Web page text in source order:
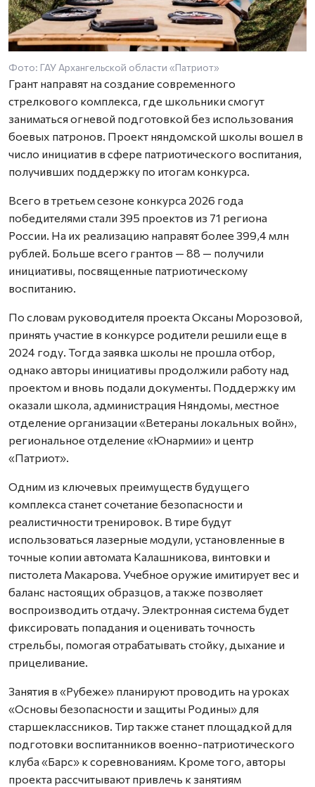
Фото: ГАУ Архангельской области «Патриот»
Грант направят на создание современного
стрелкового комплекса, где школьники смогут
заниматься огневой подготовкой без использования
боевых патронов. Проект няндомской школы вошел в
число инициатив в сфере патриотического воспитания,
получивших поддержку по итогам конкурса.
Всего в третьем сезоне конкурса 2026 года
победителями стали 395 проектов из 71 региона
России. На их реализацию направят более 399,4 млн
рублей. Больше всего грантов — 88 — получили
инициативы, посвященные патриотическому
воспитанию.
По словам руководителя проекта Оксаны Морозовой,
принять участие в конкурсе родители решили еще в
2024 году. Тогда заявка школы не прошла отбор,
однако авторы инициативы продолжили работу над
проектом и вновь подали документы. Поддержку им
оказали школа, администрация Няндомы, местное
отделение организации «Ветераны локальных войн»,
региональное отделение «Юнармии» и центр
«Патриот».
Одним из ключевых преимуществ будущего
комплекса станет сочетание безопасности и
реалистичности тренировок. В тире будут
использоваться лазерные модули, установленные в
точные копии автомата Калашникова, винтовки и
пистолета Макарова. Учебное оружие имитирует вес и
баланс настоящих образцов, а также позволяет
воспроизводить отдачу. Электронная система будет
фиксировать попадания и оценивать точность
стрельбы, помогая отрабатывать стойку, дыхание и
прицеливание.
Занятия в «Рубеже» планируют проводить на уроках
«Основы безопасности и защиты Родины» для
старшеклассников. Тир также станет площадкой для
подготовки воспитанников военно-патриотического
клуба «Барс» к соревнованиям. Кроме того, авторы
проекта рассчитывают привлечь к занятиям